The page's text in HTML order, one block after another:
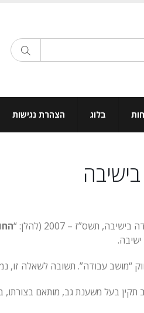
בלוג הצהרת נגישות
תשס”ז – 2007 (להלן: “
עבודה”. תשובה לשאלה זו, נמצא בסעיף 1
בעל משענת גב, מותאם בצורתו,